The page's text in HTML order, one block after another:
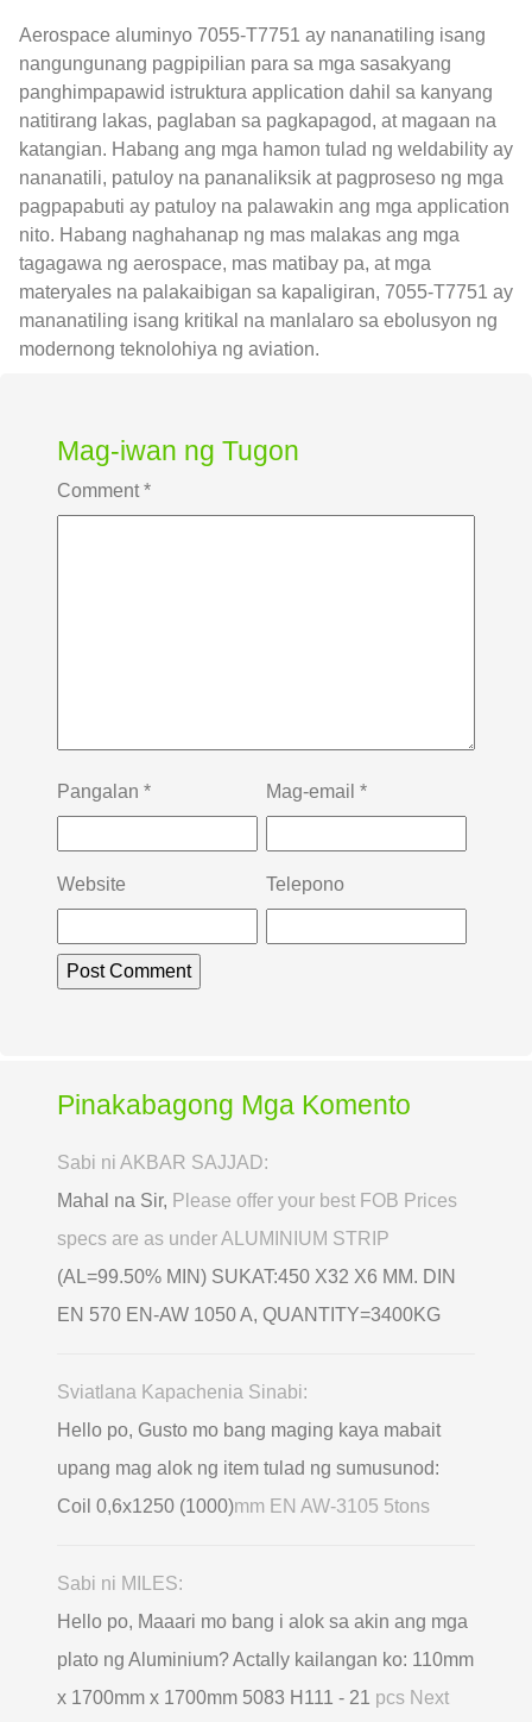
Aerospace aluminyo 7055-T7751 ay nananatiling isang
nangungunang pagpipilian para sa mga sasakyang
panghimpapawid istruktura application dahil sa kanyang
natitirang lakas, paglaban sa pagkapagod, at magaan na
katangian. Habang ang mga hamon tulad ng weldability ay
nananatili, patuloy na pananaliksik at pagproseso ng mga
pagpapabuti ay patuloy na palawakin ang mga application
nito. Habang naghahanap ng mas malakas ang mga
tagagawa ng aerospace, mas matibay pa, at mga
materyales na palakaibigan sa kapaligiran, 7055-T7751 ay
mananatiling isang kritikal na manlalaro sa ebolusyon ng
modernong teknolohiya ng aviation.
Mag-iwan ng Tugon
Comment*
Pangalan * Mag-email *
Website Telepono
Pinakabagong Mga Komento
Sabi ni AKBAR SAJJAD:
Mahal na Sir, Please offer your best FOB Prices
specs are as under ALUMINIUM STRIP
(AL=99.50% MIN) SUKAT:450 X32 X6 MM. DIN
EN 570 EN-AW 1050 A, QUANTITY=3400KG
Sviatlana Kapachenia Sinabi:
Hello po, Gusto mo bang maging kaya mabait
upang mag alok ng item tulad ng sumusunod:
Coil 0,6х1250 (1000)mm EN AW-3105 5tons
Sabi ni MILES:
Hello po, Maaari mo bang i alok sa akin ang mga
plato ng Aluminium? Actally kailangan ko: 110mm
x 1700mm x 1700mm 5083 H111 - 21 pcs Next